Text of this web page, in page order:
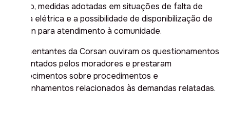
humano, medidas adotadas em situações de falta de
energia elétrica e a possibilidade de disponibilização de
uma van para atendimento à comunidade.
Representantes da Corsan ouviram os questionamentos
apresentados pelos moradores e prestaram
esclarecimentos sobre procedimentos e
encaminhamentos relacionados às demandas relatadas.